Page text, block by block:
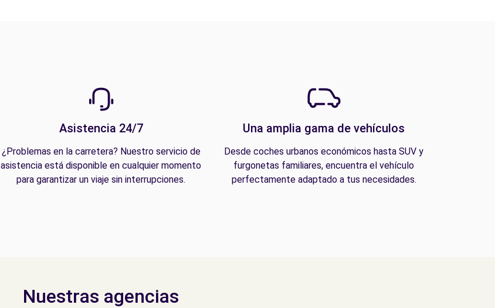
Asistencia 24/7
¿Problemas en la carretera? Nuestro servicio de
asistencia está disponible en cualquier momento
para garantizar un viaje sin interrupciones.
Una amplia gama de vehículos
Desde coches urbanos económicos hasta SUV y
furgonetas familiares, encuentra el vehículo
perfectamente adaptado a tus necesidades.
Nuestras agencias